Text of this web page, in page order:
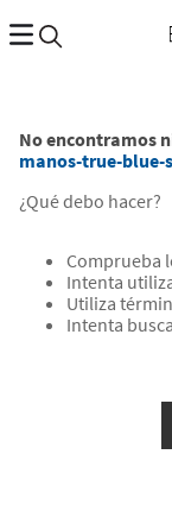
No encontramos
manos-true-blue-
¿Qué debo hacer?
Comprueba
Intenta
Utiliza
Intenta